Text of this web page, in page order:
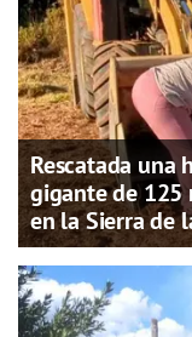
Rescatada una
gigante de 125
en la Sierra de